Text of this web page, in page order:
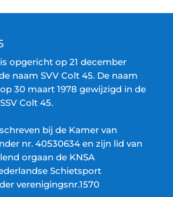
opgericht op 21 december
naam SVV Colt 45. De naam
30 maart 1978 gewijzigd in de
Colt 45.
bij de Kamer van
nr. 40530634 en zijn lid van
orgaan de KNSA
Schietsport
verenigingsnr.1570